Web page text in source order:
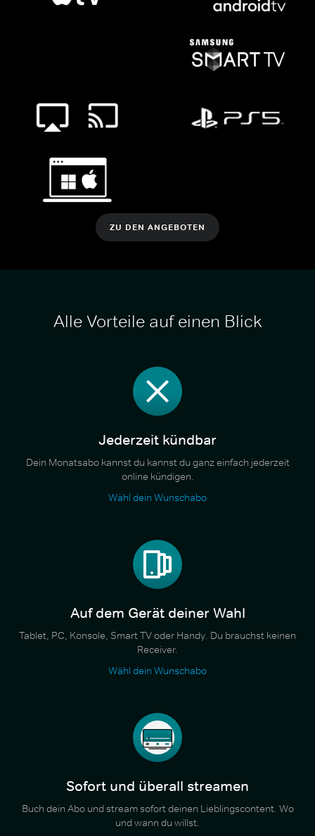
ZU DEN ANGEBOTEN
Alle Vorteile auf einen Blick
Jederzeit kündbar
Dein Monatsabo kannst du kannst du ganz einfach jederzeit
online kündigen.
Wähl dein Wunschabo
Auf dem Gerät deiner Wahl
Tablet, PC, Konsole, Smart TV oder Handy. Du brauchst keinen
Receiver.
Wähl dein Wunschabo
Sofort und überall streamen
Buch dein Abo und stream sofort deinen Lieblingscontent. Wo
und wann du willst.